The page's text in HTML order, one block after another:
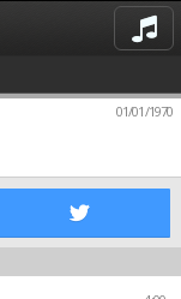
01/01/1970